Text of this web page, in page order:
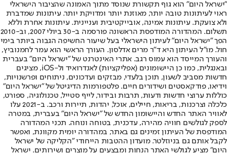
"ישראל היום" הוא גוף תקשורת שנוסד מתוך האמונה שהציבור הישראלי
ראוי לעיתונות טובה יותר, מאוזנת יותר ומדויקת יותר. עיתונות שמדברת
ולא צועקת. עיתונות אמינה, אובייקטיבית ועניינית. עיתונות אחרת וללא
תשלום. המהדורה המודפסת הראשונה פורסמה ב-30 ביולי 2007, וב-2010
הפך "ישראל היום" לעיתון הישראלי בעל שיעור החשיפה הגבוה ביותר בימי
חול. מו"ל העיתון היא ד"ר מרים אדלסון. העורך הראשי הוא עמר לחמנוביץ,
והעורך המייסד הוא עמוס רגב. אתרי האינטרנט של "ישראל היום" בעברית
ובאנגלית, כמו כן היישומונים (אפליקציות) לאנדרואיד ול-iOS, מציגים
חדשות מסביב לשעון, תוכן בלעדי, מבזקים ועדכונים, ניתוחים ופרשנויות,
וידיאו, פודקאסטים ושידורים חיים. פלטפורמות הדיגיטל של "ישראל היום"
כוללות ערוצי חדשות ודעות, תרבות ובידור, לייף סטייל, טכנולוגיה, ספורט,
כלכלה וצרכנות, בריאות, חיילים, אוכל, יהדות, תיירות ורכב. ב-2021 עלו
לאוויר האתר החדש והיישומון החדש של "ישראל היום" בעברית, במטרה
לספק לגולשים חוויה מהירה, עדכנית, בטוחה ונוחה. תכני המהדורה
המודפסת של העיתון זמינים גם באתר, במהדורה יומית מקוונת, ואפשר
לקבל אותם גם בניוזלטר. מועדון ההטבות הייחודי "הקליקה של ישראל
היום" מציע לגולשי האתר הנחות ומבצעים על מוצרים ושירותים. ישראל